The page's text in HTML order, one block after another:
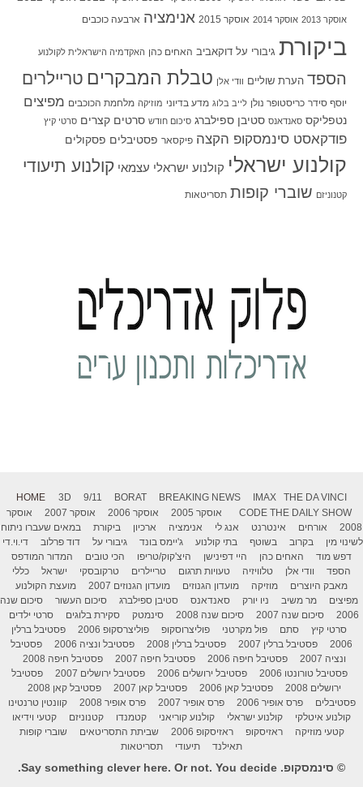
אוסקר 2013 אוסקר 2014 אוסקר 2015 אנימציה ארבעה כוכבים
ביקורת גיבורי על דוקאביב האחים כהן האקדמיה הישראלית לקולנוע
הספד הערת שוליים וודי אלן טבלת המבקרים טריילרים
יוסף סידר כריסטופר נולן לייב בלוג מדע בדיוני מוזיקה מלחמת הכוכבים מפיצים
נטפליקס סאנדאנס סטיבן ספילברג סיכום חודש סרטים קצרים סרטי קיץ
פודקאסט סינמסקופ הקצה פיקסאר פסטיבלים פסקולים
קולנוע ישראלי קולנוע ישראלי עצמאי קולנוע תיעודי
קטנוניזם שוברי קופות תסריטאות
HOME 3D 9/11 BORAT BREAKING NEWS IMAX
THE DA VINCI
CODE THE DAILY SHOW אוסקר 2005 אוסקר 2006 אוסקר 2007
אוסקר
2008
אורחים אינטרנט אנג לי אנימציה ארכיון ביקורת
במאים שעברו ניתוח
לשינוי מין
בקרוב בשוטף בתי קולנוע ג'יימס בונד גיבורי על דוד פרלוב
די.וי.די
דפש מוד
האחים כהן היי דפינישן היצ'קוק/טריפו הכי טובים
המדור המודפס
הספד
וודי אלן טלוויזיה טעויות תרגום טריילרים טרקובסקי ישראל
כללי
מאבק היוצרים
מוזיקה מועדון הגנוזים מועדון הגנוזים 2007
מועצת הקולנוע
מפיצים
מר משיב ניו יורק סאנדאנס סטיבן ספילברג סיכום העשור
סיכום שנה
2006
סיכום שנה 2007 סיכום שנה 2008 סינמטק סקירת בלוגים
סרטי ילדים
סרטי קיץ
סתם פול מקרטני פוליצרוסקופ פוליצרסקופ 2006
פסטיבל ברלין
2006
פסטיבל ברלין 2007 פסטיבל ברלין 2008 פסטיבל ונציה 2006
פסטיבל
ונציה 2007
פסטיבל חיפה 2006 פסטיבל חיפה 2007
פסטיבל חיפה 2008
פסטיבל טורונטו 2006
פסטיבל ירושלים 2006 פסטיבל ירושלים 2007
פסטיבל
ירושלים 2008
פסטיבל קאן 2006 פסטיבל קאן 2007
פסטיבל קאן 2008
פסטיבלים
פרס אופיר 2006 פרס אופיר 2007 פרס אופיר 2008
קוונטין טרנטינו
קולנוע איטלקי
קולנוע ישראלי קולנוע קוריאני קטמנדו קטנוניזם
קטעי וידיאו
קטעי מוזיקה
ראזיסקופ ראזיסקופ 2006 שביתת התסריטאים
שוברי קופות
תאילנד
תיעודי תסריטאות
© סינמסקופ. Say something clever here. Or not. You decide.